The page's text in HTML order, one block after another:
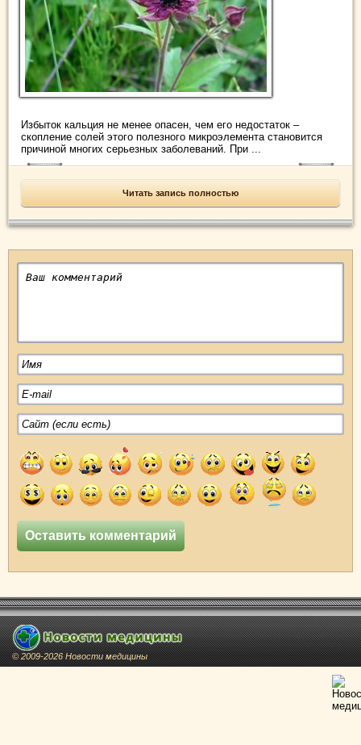
Избыток кальция не менее опасен, чем его недостаток –
скопление солей этого полезного микроэлемента становится
причиной многих серьезных заболеваний. При ...
Читать запись полностью
© 2009-2026 Новости медицины